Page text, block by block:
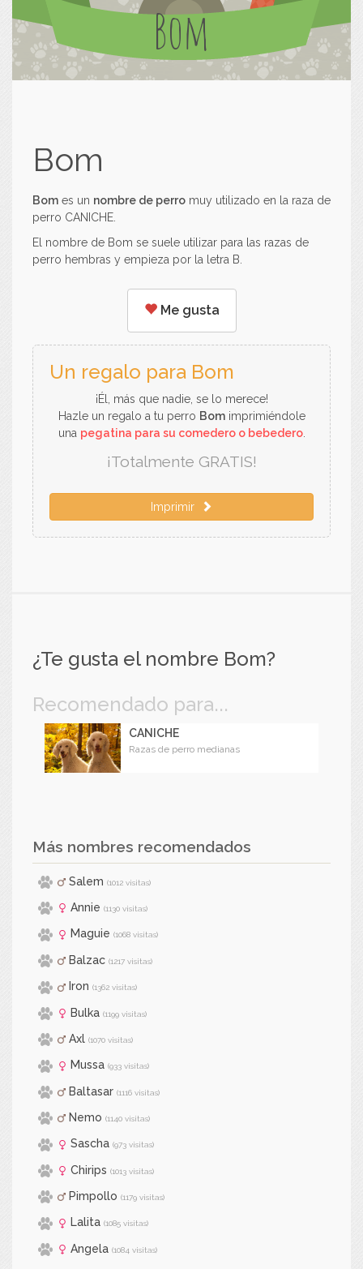
Bom
Bom
Bom es un nombre de perro muy utilizado en la raza de
perro CANICHE.
El nombre de Bom se suele utilizar para las razas de
perro hembras y empieza por la letra B.
Me gusta
Un regalo para Bom
¡Él, más que nadie, se lo merece!
Hazle un regalo a tu perro Bomimprimiéndole
una pegatina para su comedero o bebedero.
¡Totalmente GRATIS!
Imprimir
¿Te gusta el nombre Bom?
Recomendado para...
CANICHE
Razas de perro medianas
Más nombres recomendados
Salem (1012 visitas)
Annie (1130 visitas)
Maguie (1068 visitas)
Balzac (1217 visitas)
Iron (1362 visitas)
Bulka (1199 visitas)
Axl (1070 visitas)
Mussa (933 visitas)
Baltasar (1116 visitas)
Nemo (1140 visitas)
Sascha (973 visitas)
Chirips (1013 visitas)
Pimpollo (1179 visitas)
Lalita (1085 visitas)
Angela (1084 visitas)